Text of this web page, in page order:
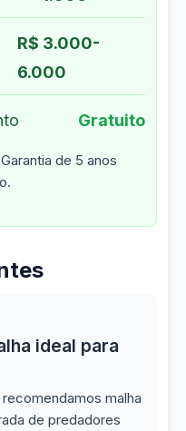
R$ 3.000-
6.000
Gratuito
de 5 anos
ideal para
malha
de predadores